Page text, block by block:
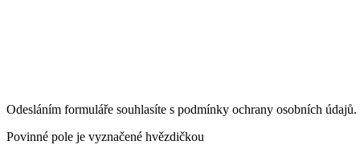
Odesláním formuláře souhlasíte s podmínky ochrany osobních údajů.
Povinné pole je vyznačené hvězdičkou